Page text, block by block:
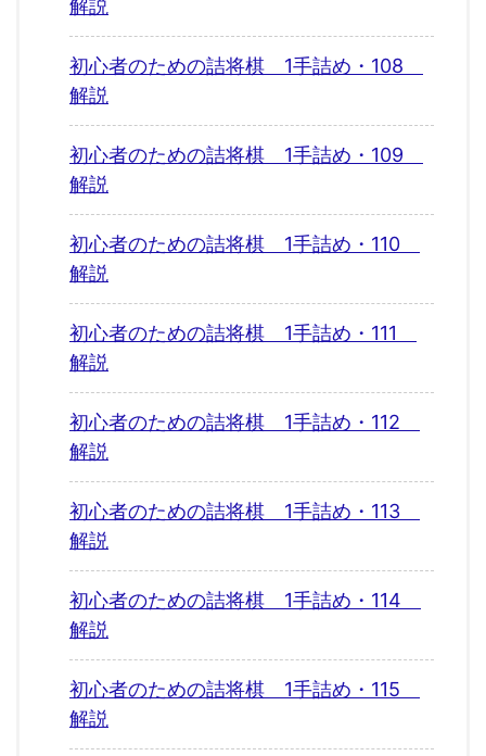
解説
初心者のための詰将棋 1手詰め・108
解説
初心者のための詰将棋 1手詰め・109
解説
初心者のための詰将棋 1手詰め・110
解説
初心者のための詰将棋 1手詰め・111
解説
初心者のための詰将棋 1手詰め・112
解説
初心者のための詰将棋 1手詰め・113
解説
初心者のための詰将棋 1手詰め・114
解説
初心者のための詰将棋 1手詰め・115
解説